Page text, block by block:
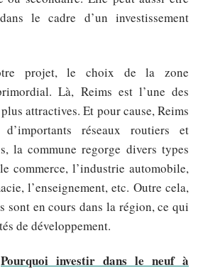
le cadre d’un investissement
projet, le choix de la zone
Là, Reims est l’une des
attractives. Et pour cause, Reims
réseaux routiers et
la commune regorge divers types
commerce, l’industrie automobile,
l’enseignement, etc. Outre cela,
sont en cours dans la région, ce qui
de développement.
Pourquoi investir dans le neuf à